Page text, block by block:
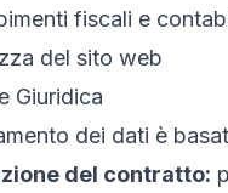
fiscali e
del sito web
Giuridica
dei dati è
del contratto: